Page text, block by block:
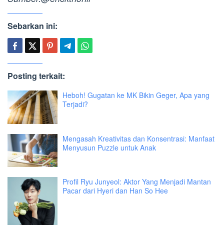
Sebarkan ini:
Posting terkait:
Heboh! Gugatan ke MK Bikin Geger, Apa yang
Terjadi?
Mengasah Kreativitas dan Konsentrasi: Manfaat
Menyusun Puzzle untuk Anak
Profil Ryu Junyeol: Aktor Yang Menjadi Mantan
Pacar dari Hyeri dan Han So Hee